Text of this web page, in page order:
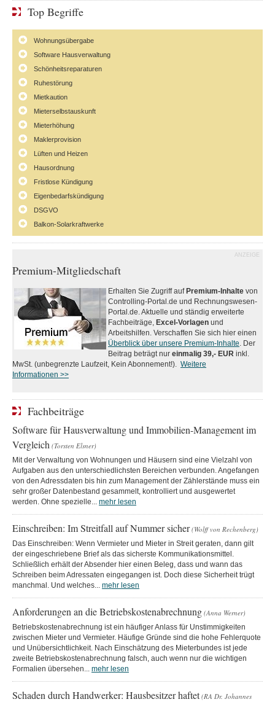
Top Begriffe
Wohnungsübergabe
Software Hausverwaltung
Schönheitsreparaturen
Ruhestörung
Mietkaution
Mieterselbstauskunft
Mieterhöhung
Maklerprovision
Lüften und Heizen
Hausordnung
Fristlose Kündigung
Eigenbedarfskündigung
DSGVO
Balkon-Solarkraftwerke
ANZEIGE
Premium-Mitgliedschaft
Erhalten Sie Zugriff auf Premium-Inhalte von
Controlling-Portal.de und Rechnungswesen-
Portal.de. Aktuelle und ständig erweiterte
Fachbeiträge, Excel-Vorlagen und
Arbeitshilfen. Verschaffen Sie sich hier einen
Überblick über unsere Premium-Inhalte. Der
Beitrag beträgt nur einmalig 39,- EUR inkl.
MwSt. (unbegrenzte Laufzeit, Kein Abonnement!). Weitere
Informationen >>
Fachbeiträge
Software für Hausverwaltung und Immobilien-Management im
Vergleich (Torsten Elsner)
Mit der Verwaltung von Wohnungen und Häusern sind eine Vielzahl von
Aufgaben aus den unterschiedlichsten Bereichen verbunden. Angefangen
von den Adressdaten bis hin zum Management der Zählerstände muss ein
sehr großer Datenbestand gesammelt, kontrolliert und ausgewertet
werden. Ohne spezielle... mehr lesen
Einschreiben: Im Streitfall auf Nummer sicher (Wolff von Rechenberg)
Das Einschreiben: Wenn Vermieter und Mieter in Streit geraten, dann gilt
der eingeschriebene Brief als das sicherste Kommunikationsmittel.
Schließlich erhält der Absender hier einen Beleg, dass und wann das
Schreiben beim Adressaten eingegangen ist. Doch diese Sicherheit trügt
manchmal. Und welches... mehr lesen
Anforderungen an die Betriebskostenabrechnung (Anna Werner)
Betriebskostenabrechnung ist ein häufiger Anlass für Unstimmigkeiten
zwischen Mieter und Vermieter. Häufige Gründe sind die hohe Fehlerquote
und Unübersichtlichkeit. Nach Einschätzung des Mieterbundes ist jede
zweite Betriebskostenabrechnung falsch, auch wenn nur die wichtigen
Formalien übersehen... mehr lesen
Schaden durch Handwerker: Hausbesitzer haftet (RA Dr. Johannes